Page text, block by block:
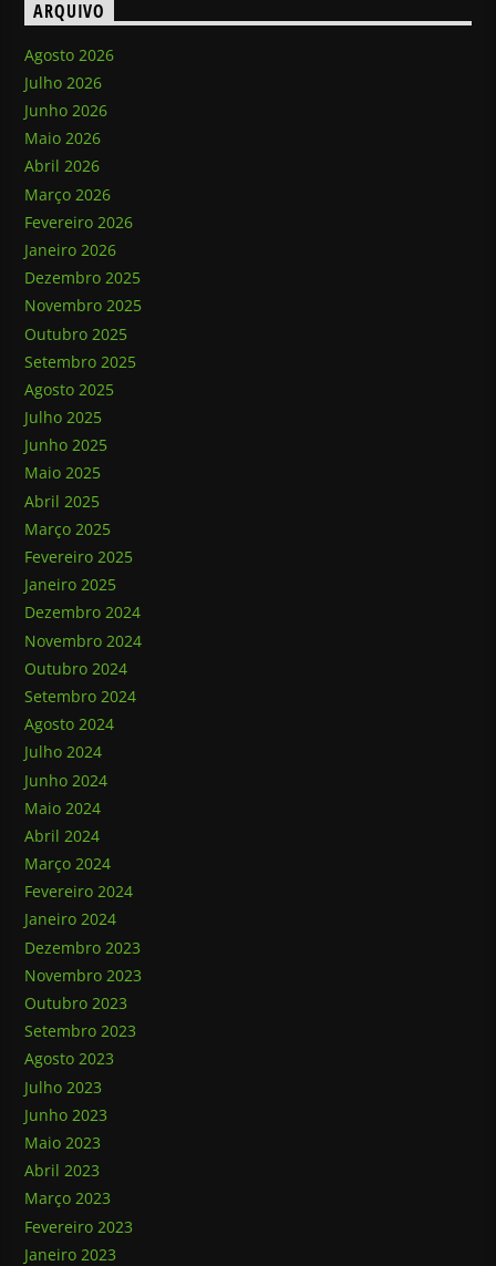
ARQUIVO
Agosto 2026
Julho 2026
Junho 2026
Maio 2026
Abril 2026
Março 2026
Fevereiro 2026
Janeiro 2026
Dezembro 2025
Novembro 2025
Outubro 2025
Setembro 2025
Agosto 2025
Julho 2025
Junho 2025
Maio 2025
Abril 2025
Março 2025
Fevereiro 2025
Janeiro 2025
Dezembro 2024
Novembro 2024
Outubro 2024
Setembro 2024
Agosto 2024
Julho 2024
Junho 2024
Maio 2024
Abril 2024
Março 2024
Fevereiro 2024
Janeiro 2024
Dezembro 2023
Novembro 2023
Outubro 2023
Setembro 2023
Agosto 2023
Julho 2023
Junho 2023
Maio 2023
Abril 2023
Março 2023
Fevereiro 2023
Janeiro 2023